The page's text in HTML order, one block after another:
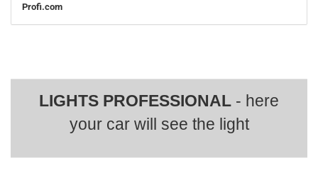
Profi.com
LIGHTS PROFESSIONAL - here
your car will see the light